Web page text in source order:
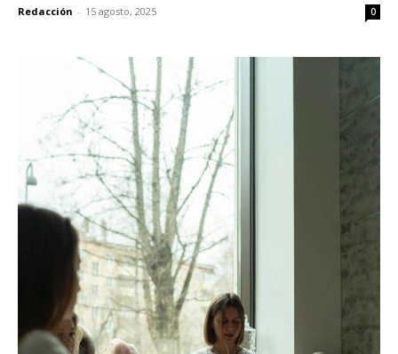
Redacción - 15 agosto, 2025 0